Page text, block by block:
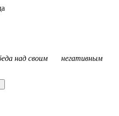
над своим негативным